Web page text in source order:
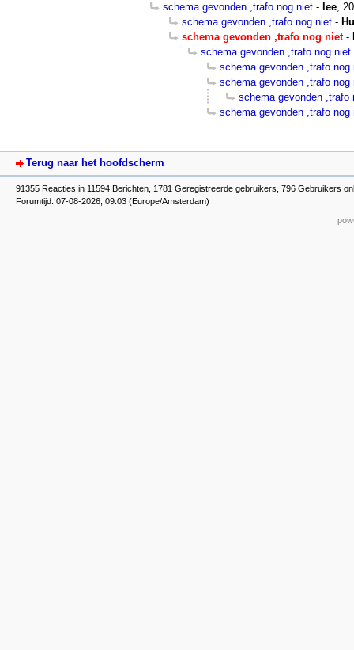
schema gevonden ,trafo nog niet - lee,
schema gevonden ,trafo nog niet -
schema gevonden ,trafo nog niet-
schema gevonden ,trafo nog niet
schema gevonden ,trafo nog
schema gevonden ,trafo nog
schema gevonden ,trafo
schema gevonden ,trafo nog
Terug naar het hoofdscherm
91355 Reacties in 11594 Berichten, 1781 Geregistreerde gebruikers, 796 Gebruikers
Forumtijd: 07-08-2026, 09:03 (Europe/Amsterdam)